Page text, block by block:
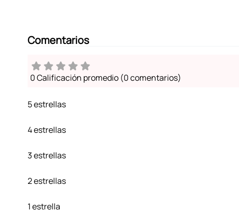
Comentarios
0 Calificación promedio (0 comentarios)
5 estrellas
4 estrellas
3 estrellas
2 estrellas
1 estrella